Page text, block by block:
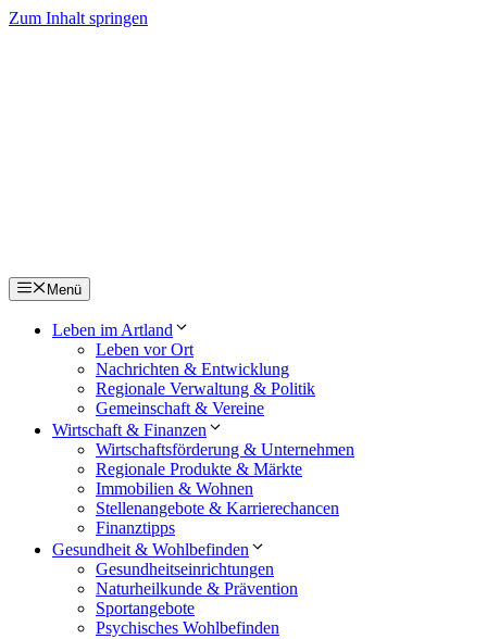
Zum Inhalt springen
Menü
Leben im Artland
Leben vor Ort
Nachrichten & Entwicklung
Regionale Verwaltung & Politik
Gemeinschaft & Vereine
Wirtschaft & Finanzen
Wirtschaftsförderung & Unternehmen
Regionale Produkte & Märkte
Immobilien & Wohnen
Stellenangebote & Karrierechancen
Finanztipps
Gesundheit & Wohlbefinden
Gesundheitseinrichtungen
Naturheilkunde & Prävention
Sportangebote
Psychisches Wohlbefinden